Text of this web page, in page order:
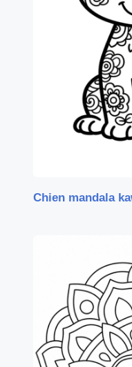
Chien mandala